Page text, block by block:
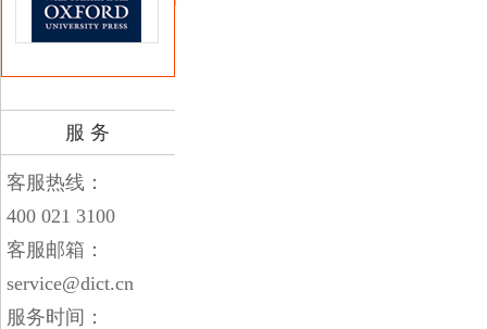
服 务
客服热线：
400 021 3100
客服邮箱：
service@dict.cn
服务时间：